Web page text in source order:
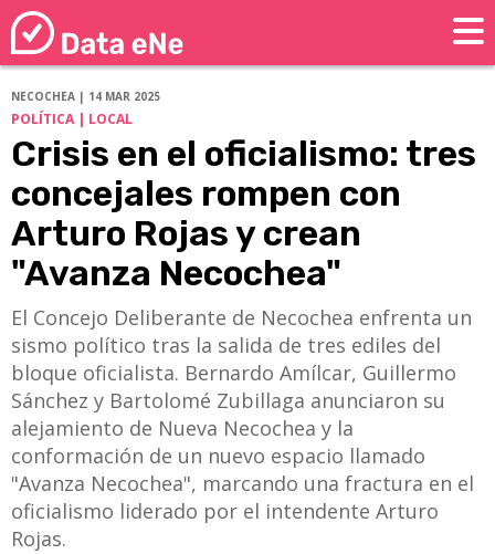
NECOCHEA | 14 MAR 2025
POLÍTICA | LOCAL
Crisis en el oficialismo: tres
concejales rompen con
Arturo Rojas y crean
"Avanza Necochea"
El Concejo Deliberante de Necochea enfrenta un
sismo político tras la salida de tres ediles del
bloque oficialista. Bernardo Amílcar, Guillermo
Sánchez y Bartolomé Zubillaga anunciaron su
alejamiento de Nueva Necochea y la
conformación de un nuevo espacio llamado
"Avanza Necochea", marcando una fractura en el
oficialismo liderado por el intendente Arturo
Rojas.